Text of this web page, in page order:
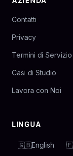
Contatti
Privacy
Termini di Servizio
Casi di Studio
Lavora con Noi
LINGUA
🇬🇧English